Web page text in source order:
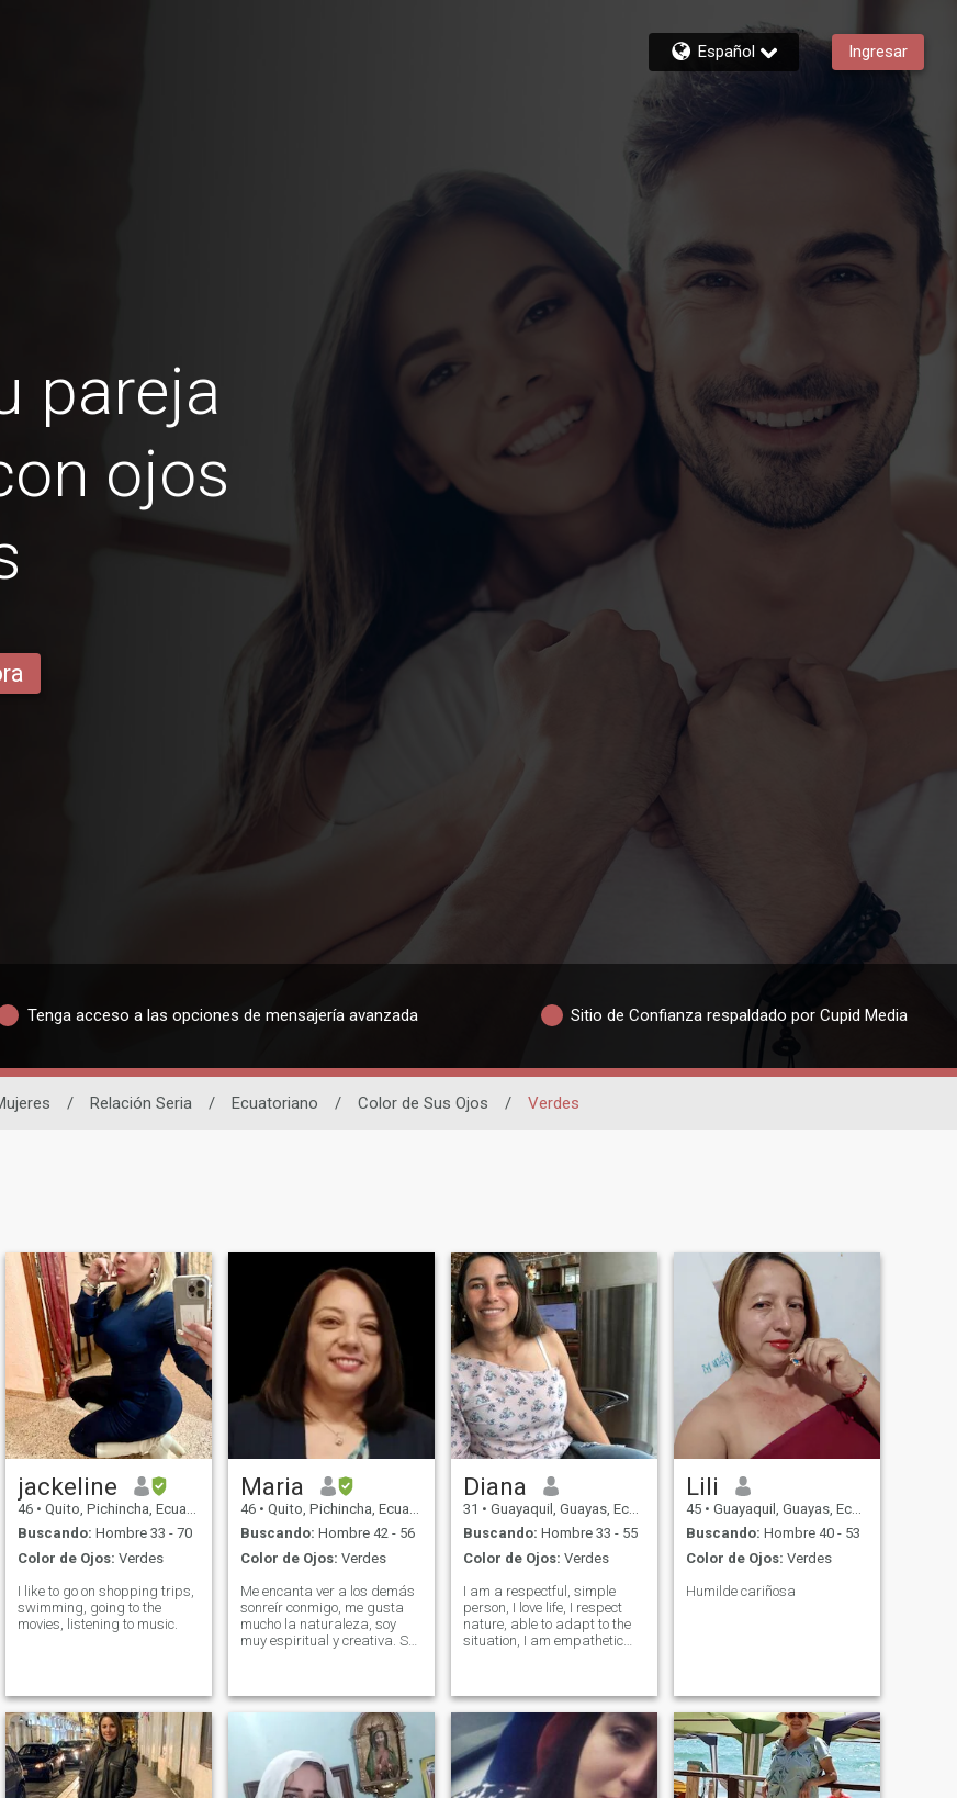
Español Ingresar
pareja
ojos
Tenga acceso a las opciones de mensajería avanzada Sitio de Confianza respaldado por Cupid Media
/ Relación Seria / Ecuatoriano / Color de Sus Ojos / Verdes
jackeline
46 • Quito, Pichincha, Ecuador
Buscando: Hombre 33 - 70
Color de Ojos: Verdes
I like to go on shopping trips,
swimming, going to the
movies, listening to music.
Maria
46 • Quito, Pichincha, Ecuador
Buscando: Hombre 42 - 56
Color de Ojos: Verdes
Me encanta ver a los demás
sonreír conmigo, me gusta
mucho la naturaleza, soy
muy espiritual y creativa. Soy
gratis.
Diana
31 • Guayaquil, Guayas, Ecuador
Buscando: Hombre 33 - 55
Color de Ojos: Verdes
I am a respectful, simple
person, I love life, I respect
nature, able to adapt to the
situation, I am empathetic
Lili
45 • Guayaquil, Guayas, Ecuador
Buscando: Hombre 40 - 53
Color de Ojos: Verdes
Humilde cariñosa